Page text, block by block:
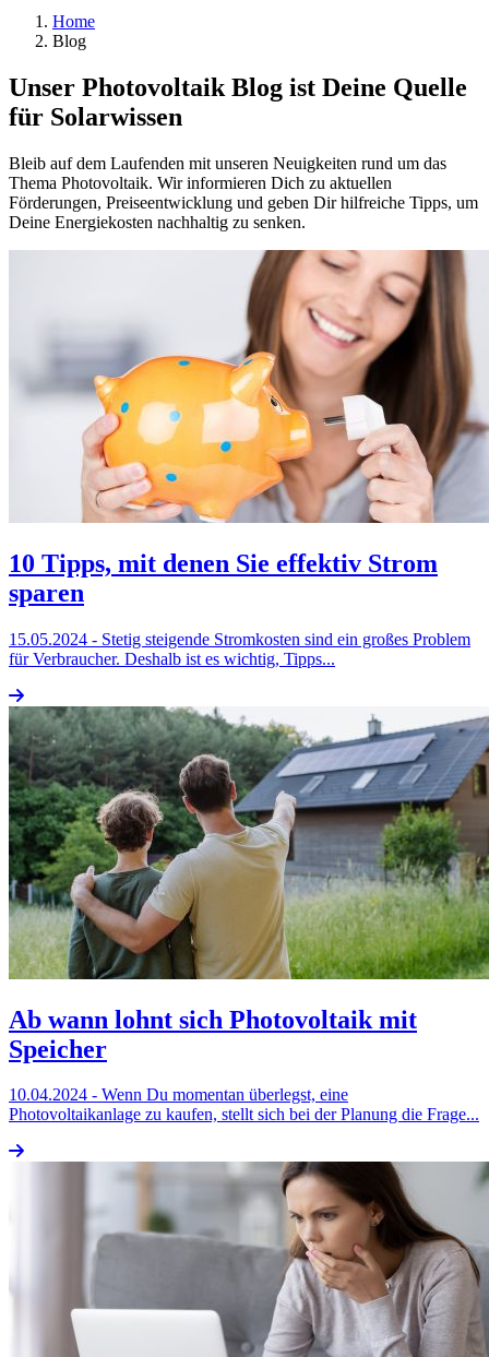
Home
Blog
Unser Photovoltaik Blog ist Deine Quelle
für Solarwissen
Bleib auf dem Laufenden mit unseren Neuigkeiten rund um das
Thema Photovoltaik. Wir informieren Dich zu aktuellen
Förderungen, Preiseentwicklung und geben Dir hilfreiche Tipps, um
Deine Energiekosten nachhaltig zu senken.
10 Tipps, mit denen Sie effektiv Strom
sparen
15.05.2024 - Stetig steigende Stromkosten sind ein großes Problem
für Verbraucher. Deshalb ist es wichtig, Tipps...
Ab wann lohnt sich Photovoltaik mit
Speicher
10.04.2024 - Wenn Du momentan überlegst, eine
Photovoltaikanlage zu kaufen, stellt sich bei der Planung die Frage...